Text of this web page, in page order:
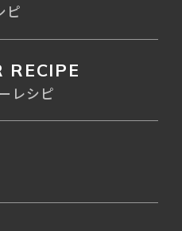
ピ
RECIPE
レシピ